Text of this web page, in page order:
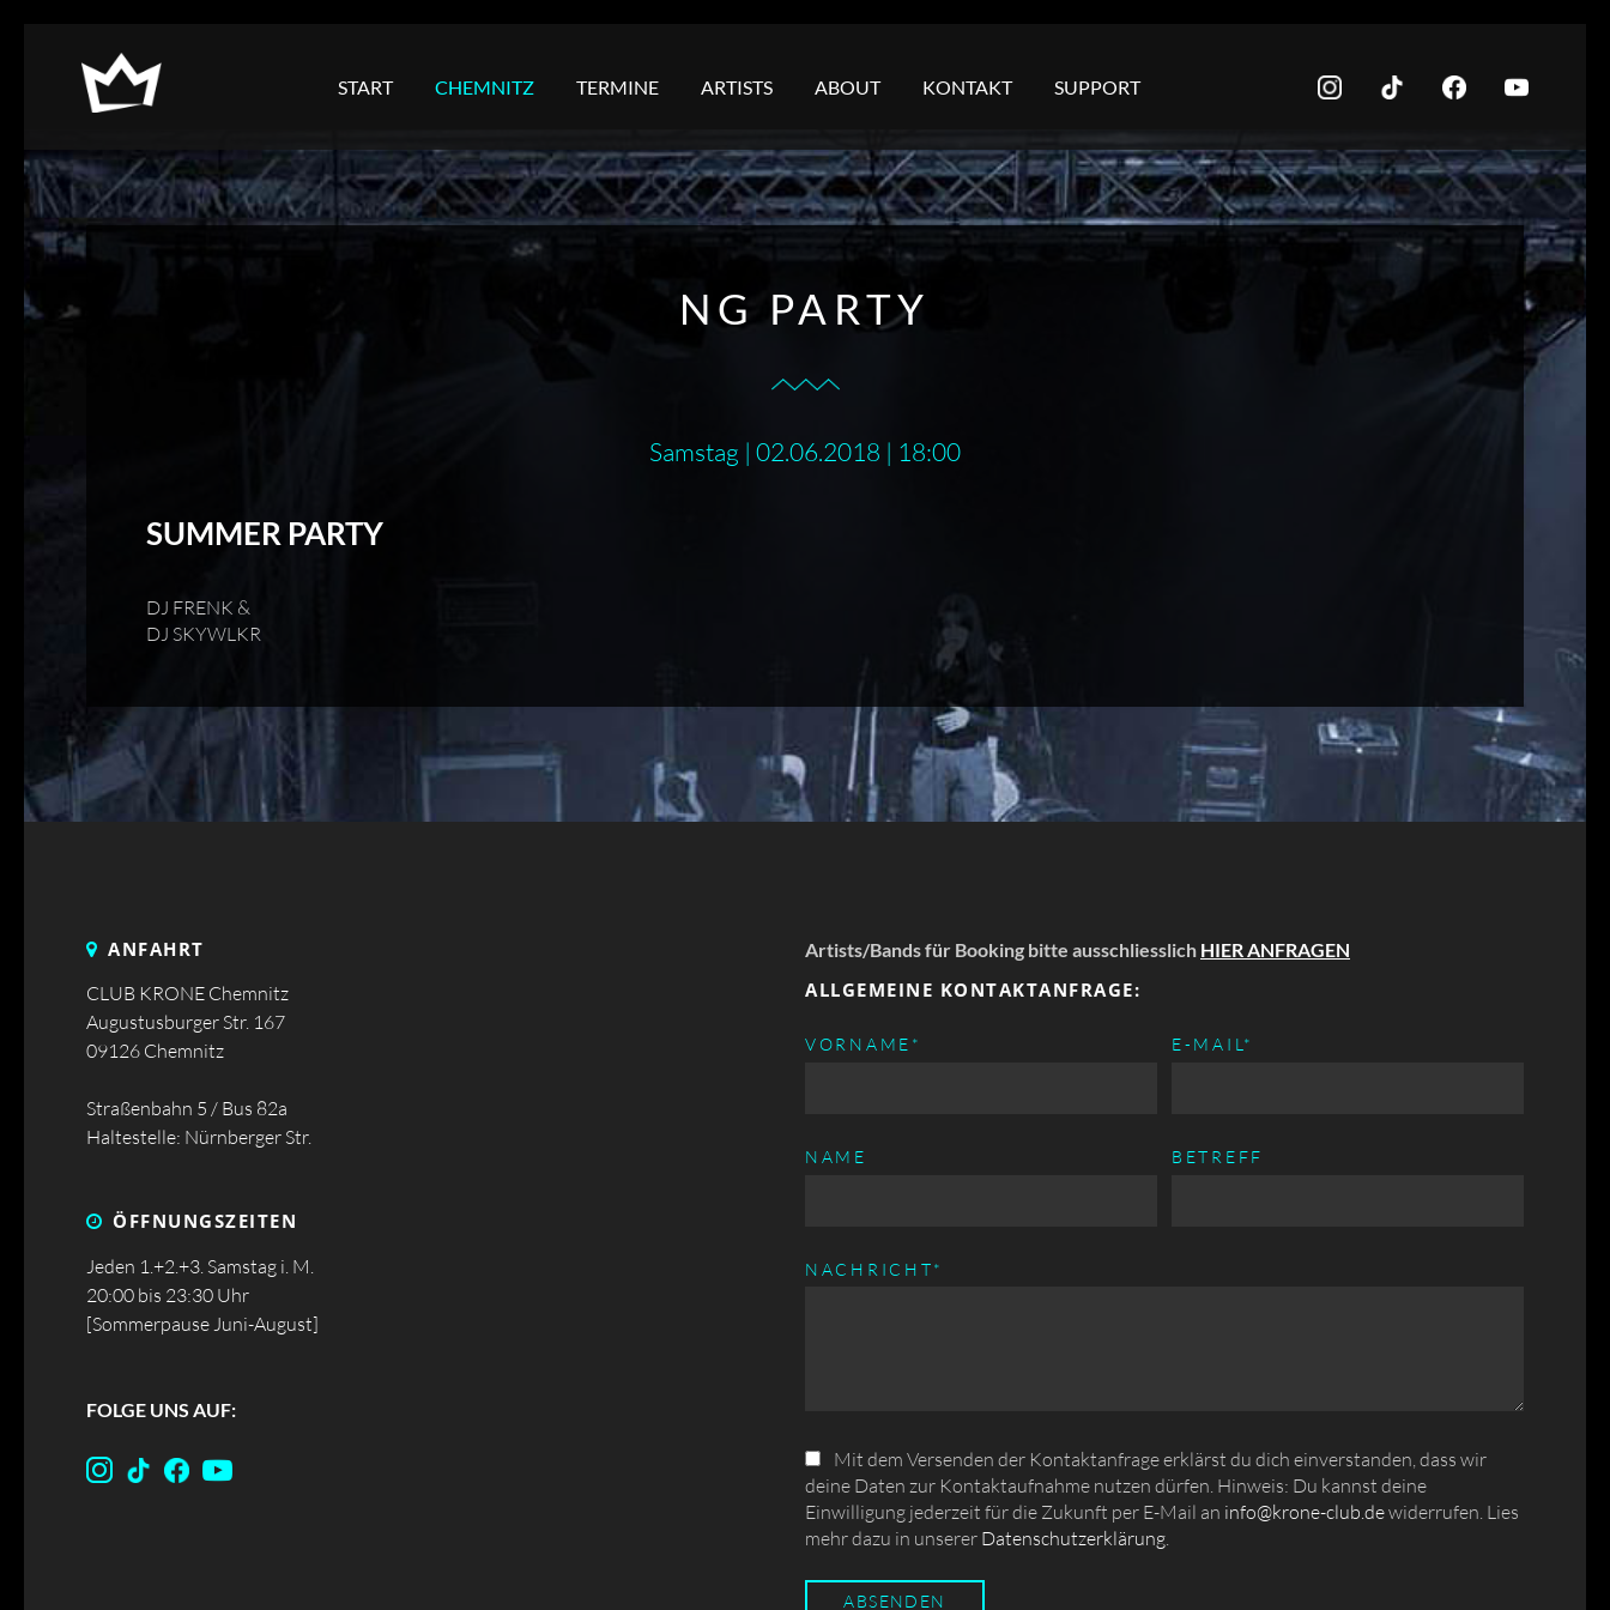
ÜBERSPRINGEN
START
CHEMNITZ TERMINE ARTISTS ABOUT KONTAKT SUPPORT
NG PARTY
Samstag | 02.06.2018 | 18:00
SUMMER PARTY
DJ FRENK &
DJ SKYWLKR
ANFAHRT
CLUB KRONE Chemnitz
Augustusburger Str. 167
09126 Chemnitz
Straßenbahn 5 / Bus 82a
Haltestelle: Nürnberger Str.
ÖFFNUNGS­ZEITEN
Jeden 1.+2.+3. Samstag i. M.
20:00 bis 23:30 Uhr
[Sommerpause Juni-August]
FOLGE UNS AUF:
Artists/Bands für Booking bitte ausschliesslich HIER ANFRAGEN
ALLGEMEINE KONTAKTANFRAGE:
PFLICHTFELD
VORNAME *
NAME
PFLICHTFELD
E-MAIL *
BETREFF
PFLICHTFELD
NACHRICHT*
Mit dem Versenden der Kontaktanfrage erklärst du dich einverstanden, dass wir
deine Daten zur Kontaktaufnahme nutzen dürfen. Hinweis: Du kannst deine
Einwilligung jederzeit für die Zukunft per E-Mail an info@krone-club.dewiderrufen. Lies
mehr dazu in unserer Datenschutzerklärung
ABSENDEN